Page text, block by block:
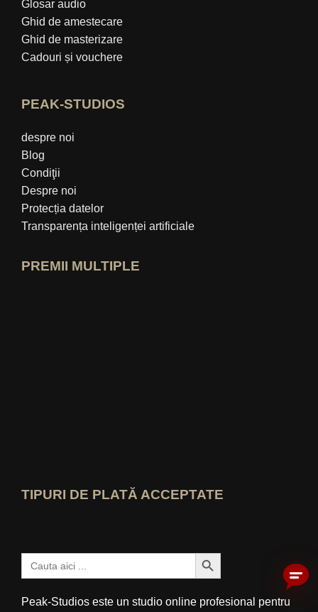
Glosar audio
Ghid de amestecare
Ghid de masterizare
Cadouri și vouchere
PEAK-STUDIOS
despre noi
Blog
Condiţii
Despre noi
Protecția datelor
Transparența inteligenței artificiale
PREMII MULTIPLE
TIPURI DE PLATĂ ACCEPTATE
Caută: Buton Căutare
Peak-Studios este un studio online profesional pentru